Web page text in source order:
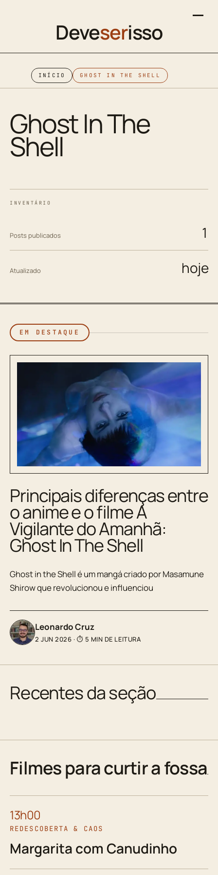
Deveserisso
INÍCIO GHOST IN THE SHELL
Ghost In The
Shell
INVENTÁRIO
Posts publicados 1
Atualizado hoje
EM DESTAQUE
Principais diferenças entre
o anime e o filme A
Vigilante do Amanhã:
Ghost In The Shell
Ghost in the Shell é um mangá criado por Masamune
Shirow que revolucionou e influenciou
Leonardo Cruz
2 JUN 2026 · ⏱ 5 MIN DE LEITURA
Recentes da seção
Filmes para curtir a fossa
13h00
REDESCOBERTA & CAOS
Margarita com Canudinho